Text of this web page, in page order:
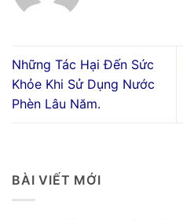
Những Tác Hại Đến Sức
Khỏe Khi Sử Dụng Nước
Phèn Lâu Năm.
BÀI VIẾT MỚI